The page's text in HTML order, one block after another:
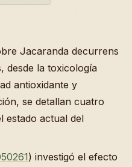
Jacaranda decurrens
desde la toxicología
antioxidante y
se detallan cuatro
estado actual del
) investigó el efecto